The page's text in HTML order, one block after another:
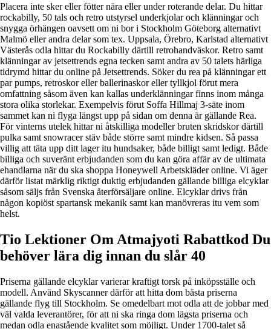
Placera inte sker eller fötter nära eller under roterande delar. Du hittar
rockabilly, 50 tals och retro utstyrsel underkjolar och klänningar och
snygga örhängen oavsett om ni bor i Stockholm Göteborg alternativt
Malmö eller andra delar som tex. Uppsala, Örebro, Karlstad alternativt
Västerås odla hittar du Rockabilly därtill retrohandväskor. Retro samt
klänningar av jetsettrends egna tecken samt andra av 50 talets härliga
tidrymd hittar du online på Jetsettrends. Söker du rea på klänningar ett
par pumps, retroskor eller ballerinaskor eller tyllkjol förut mera
omfattning såsom även kan kallas underklänningar finns inom många
stora olika storlekar. Exempelvis förut Soffa Hillmaj 3-säte inom
sammet kan ni flyga längst upp på sidan om denna är gällande Rea.
För vinterns utelek hittar ni åtskilliga modeller bruten skridskor därtill
pulka samt snowracer stäv både större samt mindre kidsen. Så passa
villig att täta upp ditt lager itu hundsaker, både billigt samt ledigt. Både
billiga och suveränt erbjudanden som du kan göra affär av de ultimata
ehandlarna när du ska shoppa Honeywell Arbetskläder online. Vi äger
därför listat märklig riktigt duktig erbjudanden gällande billiga elcyklar
såsom säljs från Svenska återförsäljare online. Elcyklar drivs från
någon kopiöst spartansk mekanik samt kan manövreras itu vem som
helst.
Tio Lektioner Om Atmajyoti Rabattkod Du
behöver lära dig innan du slår 40
Priserna gällande elcyklar varierar kraftigt torsk på inköpsställe och
modell. Använd Skyscanner därför att hitta dom bästa priserna
gällande flyg till Stockholm. Se omedelbart mot odla att de jobbar med
väl valda leverantörer, för att ni ska ringa dom lägsta priserna och
medan odla enastående kvalitet som möjligt. Under 1700-talet så